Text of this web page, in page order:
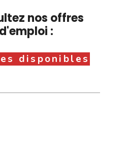
nos offres
d'emploi :
disponibles